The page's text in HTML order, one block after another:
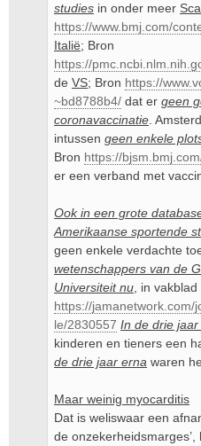
studies in onder meer
https://www.bmj.com/
Italië; Bron
https://
de VS; Bron https://
~bd8788b4/ dat er geen
coronavaccinatie .
intussen geen enkele
Bron https://
er een verband met
Ook in een grote
Amerikaanse sportende
geen enkele verdachte
wetenschappers van de
Universiteit nu , in
https://jamanetwork.com/
le/2830557 In de drie
kinderen en tieners een
de drie jaar erna waren
Maar weinig myocarditis
Dat is weliswaar een
de